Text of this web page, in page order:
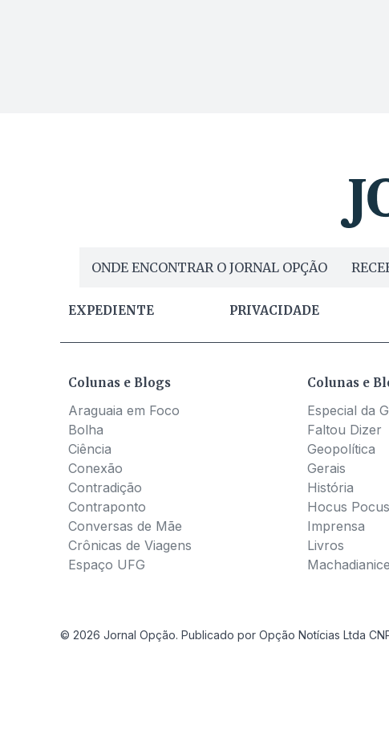
ONDE ENCONTRAR O JORNAL OPÇÃO
EXPEDIENTE PRIVACIDADE
Colunas e Blogs
Araguaia em Foco
Bolha
Ciência
Conexão
Contradição
Contraponto
Conversas de Mãe
Crônicas de Viagens
Espaço UFG
Colunas e
Especial da
Faltou Dizer
Geopolítica
Gerais
História
Hocus Pocus
Imprensa
Livros
© 2026 Jornal Opção. Publicado por Opção Notícias Ltda